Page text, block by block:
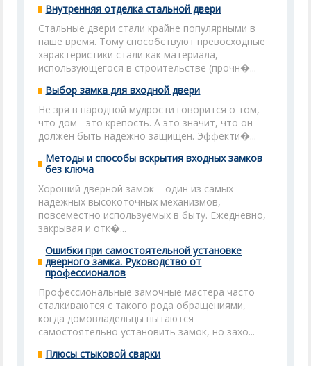
Внутренняя отделка стальной двери
Стальные двери стали крайне популярными в
наше время. Тому способствуют превосходные
характеристики стали как материала,
использующегося в строительстве (прочн�...
Выбор замка для входной двери
Не зря в народной мудрости говорится о том,
что дом - это крепость. А это значит, что он
должен быть надежно защищен. Эффекти�...
Методы и способы вскрытия входных замков
без ключа
Хороший дверной замок – один из самых
надежных высокоточных механизмов,
повсеместно используемых в быту. Ежедневно,
закрывая и отк�...
Ошибки при самостоятельной установке
дверного замка. Руководство от
профессионалов
Профессиональные замочные мастера часто
сталкиваются с такого рода обращениями,
когда домовладельцы пытаются
самостоятельно установить замок, но захо...
Плюсы стыковой сварки